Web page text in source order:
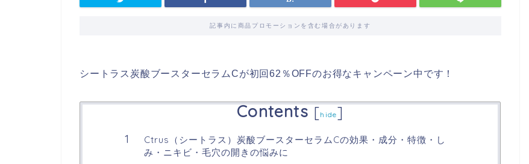
記事内に商品プロモーションを含む場合があります
シートラス炭酸ブースターセラムCが初回62％OFFのお得なキャンペーン中です！
Contents [hide]
Ctrus（シートラス）炭酸ブースターセラムCの効果・成分・特徴・し
み・ニキビ・毛穴の開きの悩みに